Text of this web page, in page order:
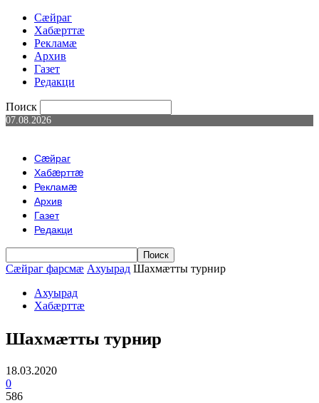
Сæйраг
Хабæрттæ
Рекламæ
Архив
Газет
Редакци
Поиск
07.08.2026
Сæйраг
Хабæрттæ
Рекламæ
Архив
Газет
Редакци
Сæйраг фарсмæ Ахуырад Шахмæтты турнир
Ахуырад
Хабæрттæ
Шахмæтты турнир
18.03.2020
0
586